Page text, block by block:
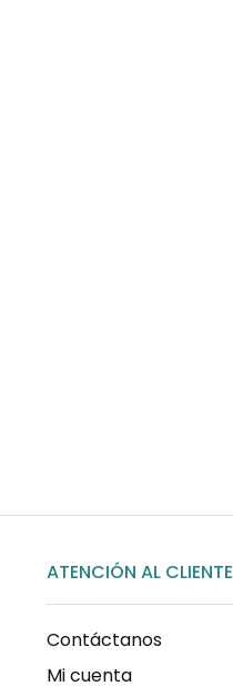
ATENCIÓN AL CLIENTE
Contáctanos
Mi cuenta